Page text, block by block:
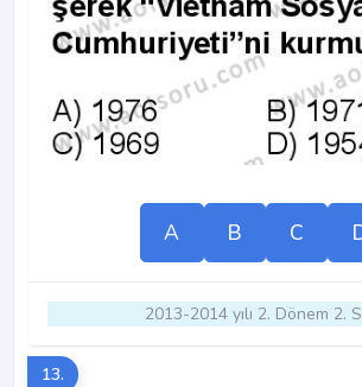
A B C
2013-2014 yılı 2. Dönem 2.
13.